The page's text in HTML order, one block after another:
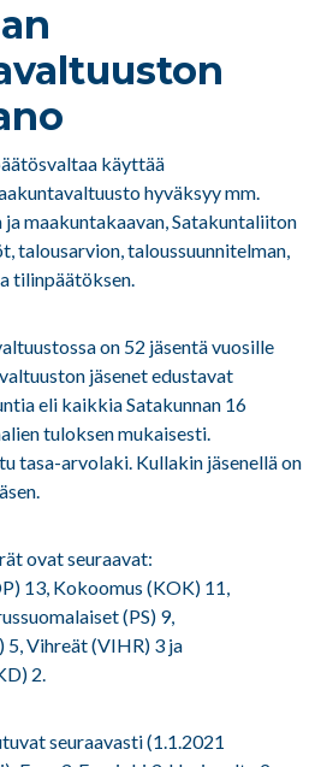
käyttää
hyväksyy mm.
maakuntakaavan, Satakuntaliiton
talousarvion, taloussuunnitelman,
tilinpäätöksen.
on 52 jäsentä vuosille
jäsenet edustavat
eli kaikkia Satakunnan 16
tuloksen mukaisesti.
tasa-arvolaki. Kullakin jäsenellä on
ovat seuraavat:
13, Kokoomus (KOK) 11,
(PS) 9,
Vihreät (VIHR) 3 ja
2.
seuraavasti (1.1.2021